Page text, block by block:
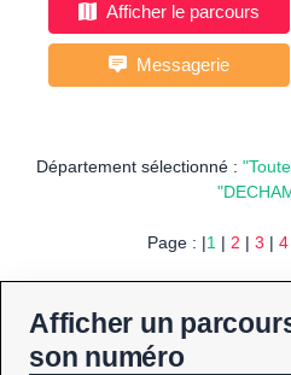
Afficher le parcours
Messagerie
Département sélectionné :
Page : |1| 2 | 3 | 4
Afficher un
son numéro